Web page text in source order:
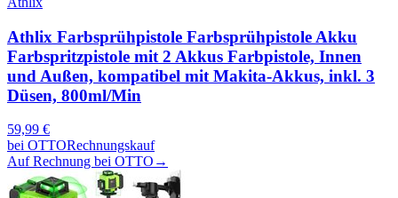
Athlix Farbsprühpistole Farbsprühpistole Akku
Farbspritzpistole mit 2 Akkus Farbpistole, Innen
und Außen, kompatibel mit Makita-Akkus, inkl. 3
Düsen, 800ml/Min
59,99 €
bei OTTORechnungskauf
Auf Rechnung bei OTTO →